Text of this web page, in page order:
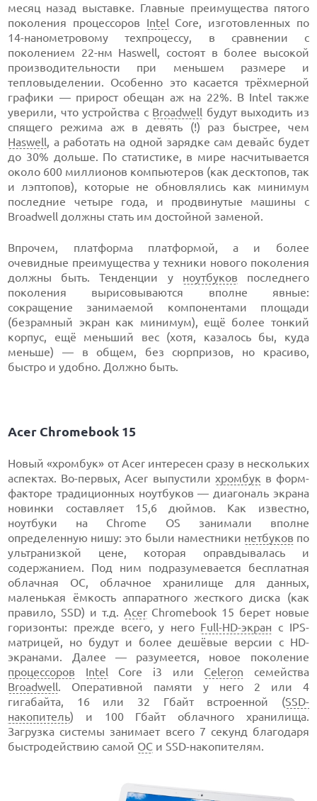
месяц назад выставке. Главные преимущества пятого
поколения процессоров Intel Core, изготовленных по
14-нанометровому техпроцессу, в сравнении с
поколением 22-нм Haswell, состоят в более высокой
производительности при меньшем размере и
тепловыделении. Особенно это касается трёхмерной
графики — прирост обещан аж на 22%. В Intel также
уверили, что устройства с Broadwell будут выходить из
спящего режима аж в девять (!) раз быстрее, чем
Haswell, а работать на одной зарядке сам девайс будет
до 30% дольше. По статистике, в мире насчитывается
около 600 миллионов компьютеров (как десктопов, так
и лэптопов), которые не обновлялись как минимум
последние четыре года, и продвинутые машины с
Broadwell должны стать им достойной заменой.
Впрочем, платформа платформой, а и более
очевидные преимущества у техники нового поколения
должны быть. Тенденции у ноутбуков последнего
поколения вырисовываются вполне явные:
сокращение занимаемой компонентами площади
(безрамный экран как минимум), ещё более тонкий
корпус, ещё меньший вес (хотя, казалось бы, куда
меньше) — в общем, без сюрпризов, но красиво,
быстро и удобно. Должно быть.
Acer Chromebook 15
Новый «хромбук» от Acer интересен сразу в нескольких
аспектах. Во-первых, Acer выпустили хромбук в форм-
факторе традиционных ноутбуков — диагональ экрана
новинки составляет 15,6 дюймов. Как известно,
ноутбуки на Chrome OS занимали вполне
определенную нишу: это были наместники нетбуков по
ультранизкой цене, которая оправдывалась и
содержанием. Под ним подразумевается бесплатная
облачная ОС, облачное хранилище для данных,
маленькая ёмкость аппаратного жесткого диска (как
правило, SSD) и т.д. AcerChromebook 15 берет новые
горизонты: прежде всего, у него Full-HD-экран с IPS-
матрицей, но будут и более дешёвые версии с HD-
экранами. Далее — разумеется, новое поколение
процессоров
Intel Core i3 или Celeron семейства
Broadwell. Оперативной памяти у него 2 или 4
гигабайта, 16 или 32 Гбайт встроенной (SSD-
накопитель) и 100 Гбайт облачного хранилища.
Загрузка системы занимает всего 7 секунд благодаря
быстродействию самой ОС и SSD-накопителям.